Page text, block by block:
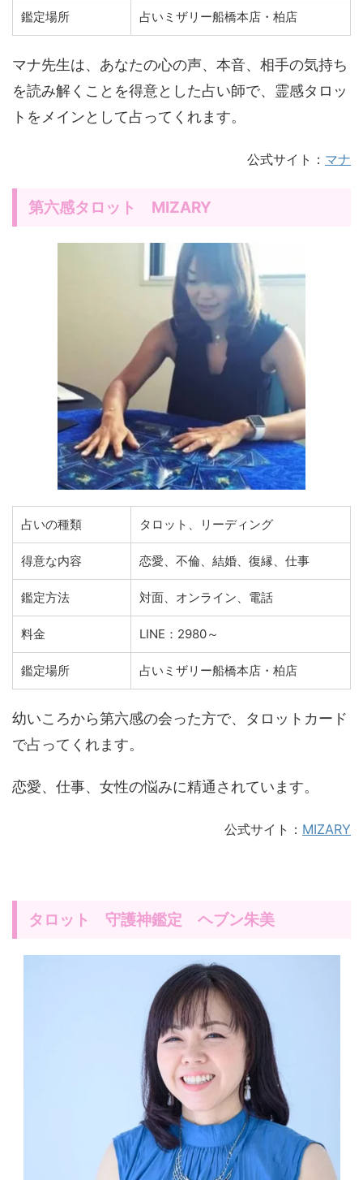
鑑定場所 占いミザリー船橋本店・柏店
マナ先生は、あなたの心の声、本音、相手の気持ち
を読み解くことを得意とした占い師で、霊感タロッ
トをメインとして占ってくれます。
公式サイト： マナ
第六感タロット MIZARY
占いの種類 タロット、リーディング
得意な内容 恋愛、不倫、結婚、復縁、仕事
鑑定方法 対面、オンライン、電話
料金 LINE：2980～
鑑定場所 占いミザリー船橋本店・柏店
幼いころから第六感の会った方で、タロットカード
で占ってくれます。
恋愛、仕事、女性の悩みに精通されています。
公式サイト： MIZARY
タロット 守護神鑑定 ヘブン朱美